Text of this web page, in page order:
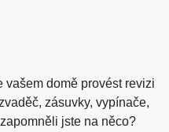
vašem domě provést revizi
zásuvky, vypínače,
jste na něco?